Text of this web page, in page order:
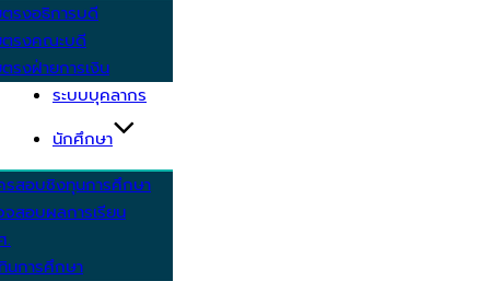
รงอธิการบดี
ตรงคณะบดี
รงฝ่ายการเงิน
ระบบบุคลากร
นักศึกษา
รสอบชิงทุนการศึกษา
สอบผลการเรียน
.
นการศึกษา